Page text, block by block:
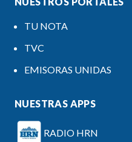
TU NOTA
TVC
EMISORAS UNIDAS
NUESTRAS APPS
RADIO HRN